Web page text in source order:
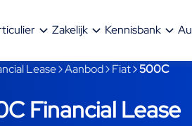
Zakelijk Kennisbank
Lease Aanbod Fiat 500C
Financial Lease